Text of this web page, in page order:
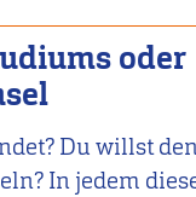
oder
Du willst
In jedem